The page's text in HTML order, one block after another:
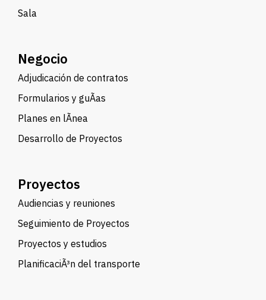
Sala
Negocio
Adjudicación de contratos
Formularios y guÃ­as
Planes en lÃ­nea
Desarrollo de Proyectos
Proyectos
Audiencias y reuniones
Seguimiento de Proyectos
Proyectos y estudios
PlanificaciÃ³n del transporte